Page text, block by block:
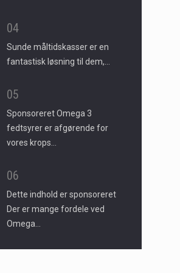
04
Sunde måltidskasser er en
fantastisk løsning til dem,…
05
Sponsoreret Omega 3
fedtsyrer er afgørende for
vores krops…
06
Dette indhold er sponsoreret
Der er mange fordele ved
Omega…